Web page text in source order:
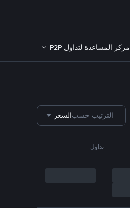
مركز المساعدة لتداول P2P
الترتيب حسبالسعر
تداول